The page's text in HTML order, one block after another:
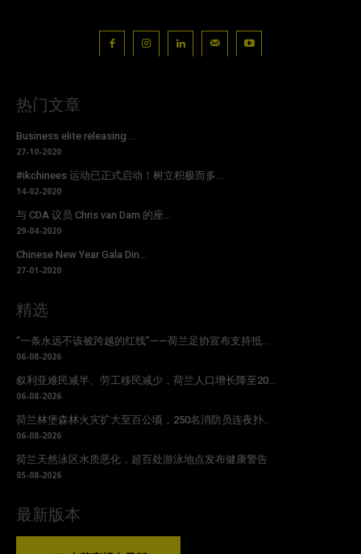
热门文章
Business elite releasing ...
27-10-2020
#ikchinees 运动已正式启动！树立积极而多...
14-02-2020
与 CDA 议员 Chris van Dam 的座...
29-04-2020
Chinese New Year Gala Din...
27-01-2020
精选
“一条永远不该被跨越的红线”——荷兰足协宣布支持抵...
06-08-2026
叙利亚难民减半、劳工移民减少，荷兰人口增长降至20...
06-08-2026
荷兰林堡森林火灾扩大至百公顷，250名消防员连夜扑...
06-08-2026
荷兰天然泳区水质恶化，超百处游泳地点发布健康警告
05-08-2026
最新版本